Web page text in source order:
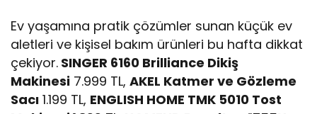
Ev yaşamına pratik çözümler sunan küçük ev
aletleri ve kişisel bakım ürünleri bu hafta dikkat
çekiyor. SINGER 6160 Brilliance Dikiş
Makinesi 7.999 TL,AKEL Katmer ve Gözleme
Sacı 1.199 TL, ENGLISH HOME TMK 5010 Tost